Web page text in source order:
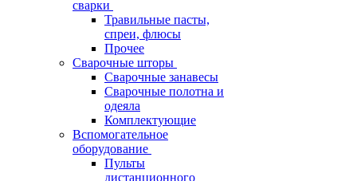
сварки
Травильные пасты,
спреи, флюсы
Прочее
Сварочные шторы
Сварочные занавесы
Сварочные полотна и
одеяла
Комплектующие
Вспомогательное
оборудование
Пульты
дистанционного